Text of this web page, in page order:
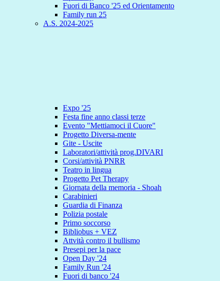
Fuori di Banco '25 ed Orientamento
Family run 25
A.S. 2024-2025
Expo '25
Festa fine anno classi terze
Evento "Mettiamoci il Cuore"
Progetto Diversa-mente
Gite - Uscite
Laboratori/attività prog.DIVARI
Corsi/attività PNRR
Teatro in lingua
Progetto Pet Therapy
Giornata della memoria - Shoah
Carabinieri
Guardia di Finanza
Polizia postale
Primo soccorso
Bibliobus + VEZ
Attvità contro il bullismo
Presepi per la pace
Open Day '24
Family Run '24
Fuori di banco '24